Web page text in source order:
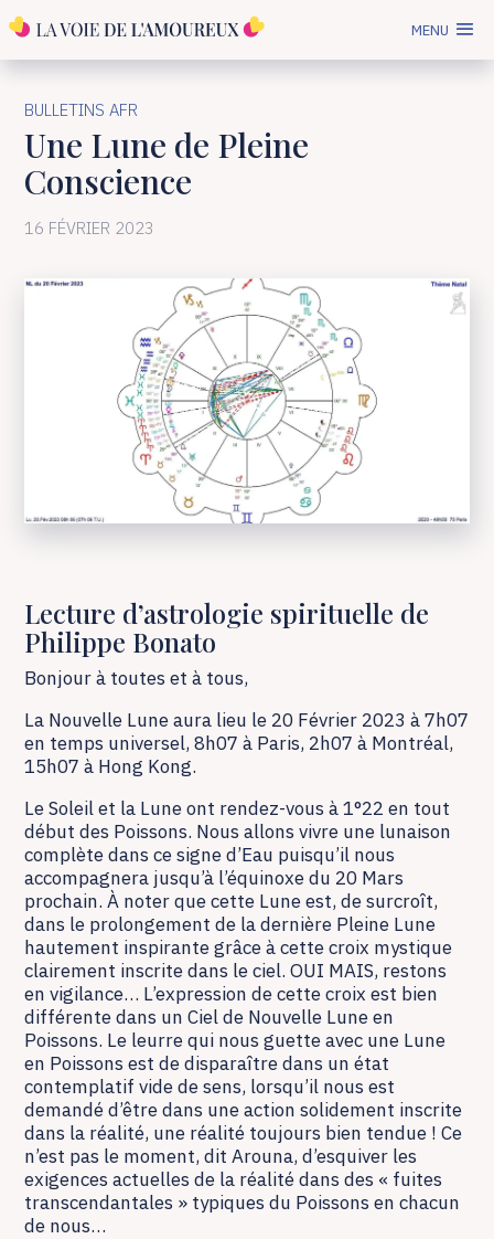
MENU
BULLETINS AFR
Une Lune de Pleine
Conscience
16 FÉVRIER 2023
Lecture d’astrologie spirituelle de
Philippe Bonato
Bonjour à toutes et à tous,
La Nouvelle Lune aura lieu le 20 Février 2023 à 7h07
en temps universel, 8h07 à Paris, 2h07 à Montréal,
15h07 à Hong Kong.
Le Soleil et la Lune ont rendez-vous à 1°22 en tout
début des Poissons. Nous allons vivre une lunaison
complète dans ce signe d’Eau puisqu’il nous
accompagnera jusqu’à l’équinoxe du 20 Mars
prochain. À noter que cette Lune est, de surcroît,
dans le prolongement de la dernière Pleine Lune
hautement inspirante grâce à cette croix mystique
clairement inscrite dans le ciel. OUI MAIS, restons
en vigilance… L’expression de cette croix est bien
différente dans un Ciel de Nouvelle Lune en
Poissons. Le leurre qui nous guette avec une Lune
en Poissons est de disparaître dans un état
contemplatif vide de sens, lorsqu’il nous est
demandé d’être dans une action solidement inscrite
dans la réalité, une réalité toujours bien tendue ! Ce
n’est pas le moment, dit Arouna, d’esquiver les
exigences actuelles de la réalité dans des « fuites
transcendantales » typiques du Poissons en chacun
de nous…